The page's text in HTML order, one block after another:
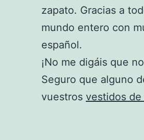
zapato. Gracias a
mundo entero con
español.
¡No me digáis que
Seguro que alguno
vuestros vestidos de